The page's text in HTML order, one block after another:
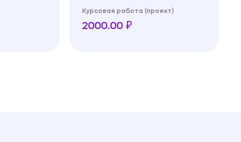
Курсовая работа (проект)
2000.00 ₽